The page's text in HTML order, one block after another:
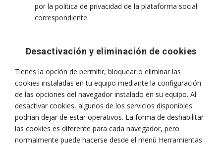
por la política de privacidad de la plataforma social
correspondiente.
Desactivación y eliminación de cookies
Tienes la opción de permitir, bloquear o eliminar las
cookies instaladas en tu equipo mediante la configuración
de las opciones del navegador instalado en su equipo. Al
desactivar cookies, algunos de los servicios disponibles
podrían dejar de estar operativos. La forma de deshabilitar
las cookies es diferente para cada navegador, pero
normalmente puede hacerse desde el menú Herramientas